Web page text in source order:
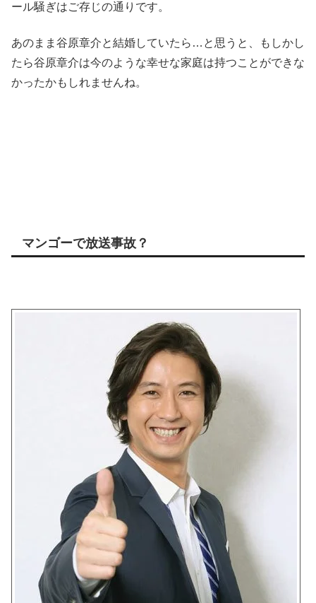
ール騒ぎはご存じの通りです。
あのまま谷原章介と結婚していたら…と思うと、もしかし
たら谷原章介は今のような幸せな家庭は持つことができな
かったかもしれませんね。
マンゴーで放送事故？